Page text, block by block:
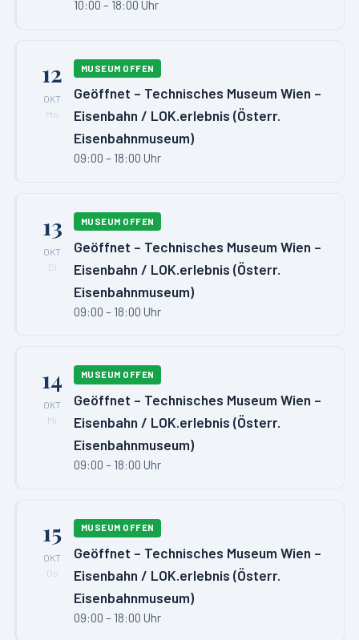
10:00 – 18:00 Uhr
12
OKT
Mo
MUSEUM OFFEN
Geöffnet – Technisches Museum Wien –
Eisenbahn / LOK.erlebnis (Österr.
Eisenbahnmuseum)
09:00 – 18:00 Uhr
13
OKT
Di
MUSEUM OFFEN
Geöffnet – Technisches Museum Wien –
Eisenbahn / LOK.erlebnis (Österr.
Eisenbahnmuseum)
09:00 – 18:00 Uhr
14
OKT
Mi
MUSEUM OFFEN
Geöffnet – Technisches Museum Wien –
Eisenbahn / LOK.erlebnis (Österr.
Eisenbahnmuseum)
09:00 – 18:00 Uhr
15
OKT
Do
MUSEUM OFFEN
Geöffnet – Technisches Museum Wien –
Eisenbahn / LOK.erlebnis (Österr.
Eisenbahnmuseum)
09:00 – 18:00 Uhr